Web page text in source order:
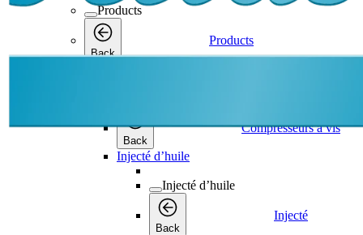
Products
Back
Products
Back
Compresseurs à vis
Injecté d’huile
Injecté d’huile
Back
Injecté